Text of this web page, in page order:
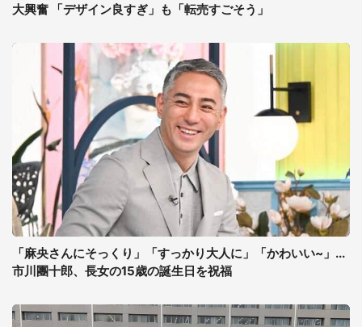
大興奮 「デザイン良すぎ」も「転売すごそう」
「麻央さんにそっくり」「すっかり大人に」「かわいい~」...
市川團十郎、長女の15歳の誕生日を祝福